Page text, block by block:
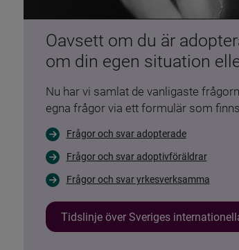
Oavsett om du är
om din egen situation
Nu har vi samlat de vanligaste
egna frågor via ett formulär som
Frågor och svar adopterade
Frågor och svar adoptivföräldrar
Frågor och svar yrkesverksamma
Tidslinje över Sveriges